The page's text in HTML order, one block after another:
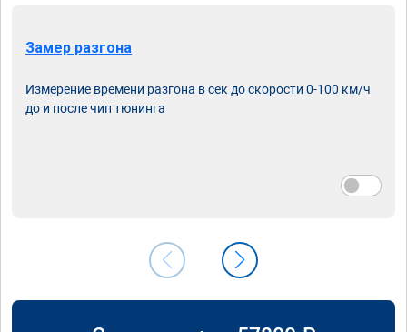
Замер разгона
Измерение времени разгона в сек до скорости 0-100 км/ч
до и после чип тюнинга